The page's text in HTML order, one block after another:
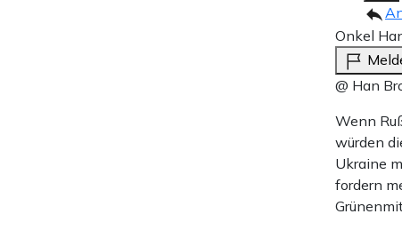
Onkel
@ Han
Wenn
würden
Ukraine
fordern